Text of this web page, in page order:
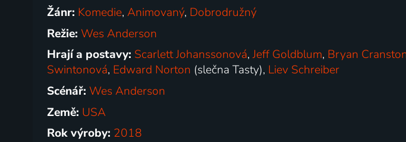
Žánr: Komedie,Animovaný, Dobrodružný
Režie:Wes Anderson
Hrají a postavy: Scarlett Johanssonová,Jeff Goldblum, Bryan
Swintonová, Edward Norton (slečna Tasty), Liev Schreiber
Scénář:Wes Anderson
Země: USA
Rok výroby: 2018